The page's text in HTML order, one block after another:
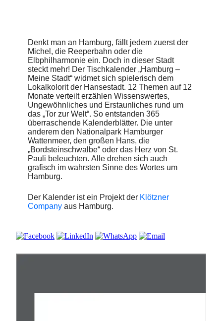
Denkt man an Hamburg, fällt jedem zuerst der
Michel, die Reeperbahn oder die
Elbphilharmonie ein. Doch in dieser Stadt
steckt mehr! Der Tischkalender „Hamburg –
Meine Stadt“ widmet sich spielerisch dem
Lokalkolorit der Hansestadt. 12 Themen auf 12
Monate verteilt erzählen Wissenswertes,
Ungewöhnliches und Erstaunliches rund um
das „Tor zur Welt“. So entstanden 365
überraschende Kalenderblätter. Die unter
anderem den Nationalpark Hamburger
Wattenmeer, den großen Hans, die
„Bordsteinschwalbe“ oder das Herz von St.
Pauli beleuchten. Alle drehen sich auch
grafisch im wahrsten Sinne des Wortes um
Hamburg.
Der Kalender ist ein Projekt der Klötzner
Company aus Hamburg.